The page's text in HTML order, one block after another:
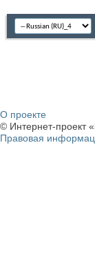
О проекте
© Интернет-проект
Правовая